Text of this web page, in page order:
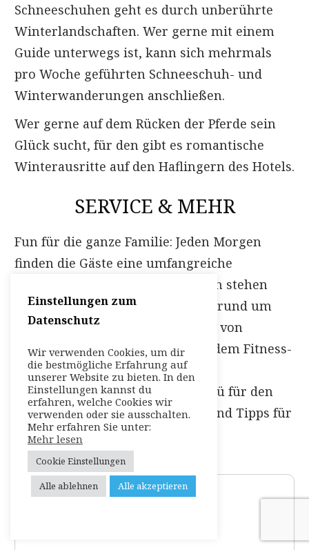
Schneeschuhen geht es durch unberührte
Winterlandschaften. Wer gerne mit einem
Guide unterwegs ist, kann sich mehrmals
pro Woche geführten Schneeschuh- und
Winterwanderungen anschließen.
Wer gerne auf dem Rücken der Pferde sein
Glück sucht, für den gibt es romantische
Winterausritte auf den Haflingern des Hotels.
SERVICE & MEHR
Fun für die ganze Familie: Jeden Morgen
finden die Gäste eine umfangreiche
„Morgenpost“ am Tisch vor. Darin stehen
Wissenswertes und Neuigkeiten rund um
das Hotel und das Urlaubsgebiet, von
aktuellen Beautyangeboten und dem Fitness-
Programm des Tages über das
Kinderprogramm sowie das Menü für den
Abend bis zu Wetteraussichten und Tipps für
den Check-out.
Einstellungen zum
Datenschutz
Wir verwenden Cookies, um dir
die bestmögliche Erfahrung auf
unserer Website zu bieten. In den
Einstellungen kannst du
erfahren, welche Cookies wir
verwenden oder sie ausschalten.
Mehr erfahren Sie unter:
Mehr lesen
Cookie Einstellungen
Alle ablehnen
Alle akzeptieren